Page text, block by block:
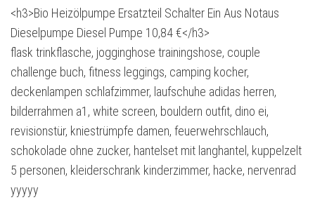
<h3>Bio Heizölpumpe Ersatzteil Schalter Ein Aus Notaus
Dieselpumpe Diesel Pumpe 10,84 €</h3>
flask trinkflasche, jogginghose trainingshose, couple
challenge buch, fitness leggings, camping kocher,
deckenlampen schlafzimmer, laufschuhe adidas herren,
bilderrahmen a1, white screen, bouldern outfit, dino ei,
revisionstür, kniestrümpfe damen, feuerwehrschlauch,
schokolade ohne zucker, hantelset mit langhantel, kuppelzelt
5 personen, kleiderschrank kinderzimmer, hacke, nervenrad
yyyyy